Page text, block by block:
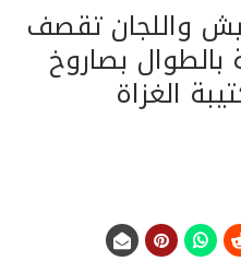
واللجان تقصف
بالطوال بصاروخ